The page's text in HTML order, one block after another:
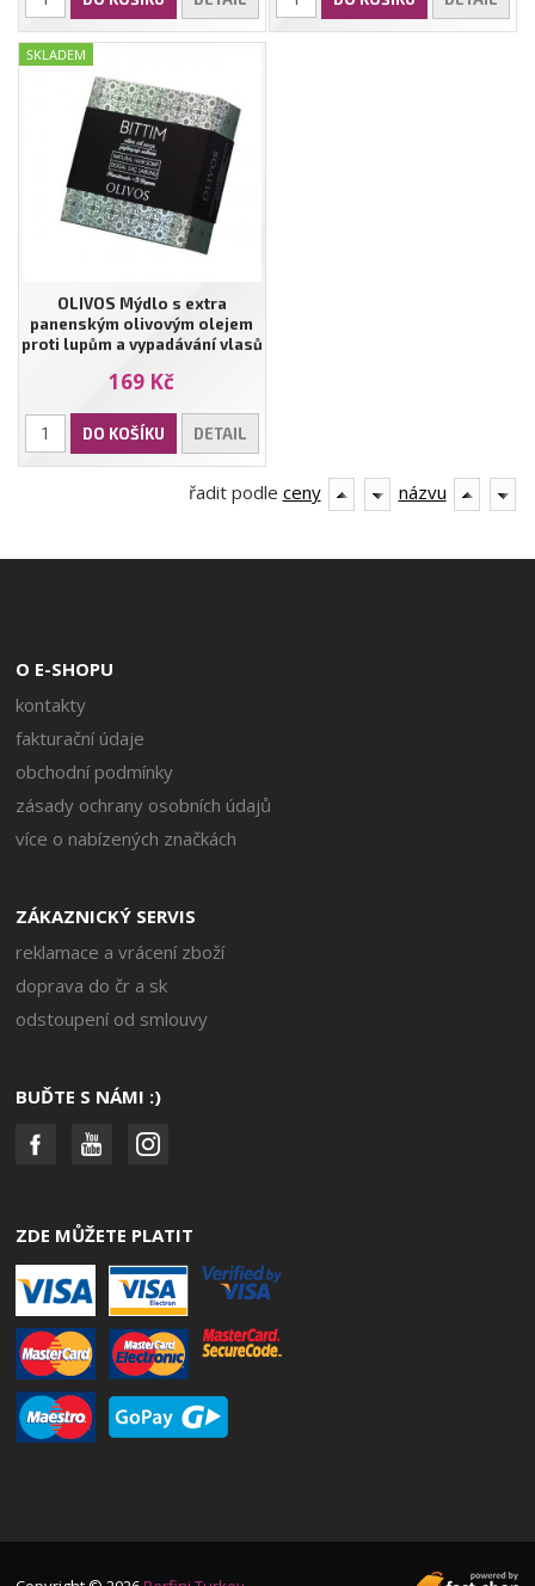
OLIVOS Mýdlo s extra
panenským olivovým olejem
proti lupům a vypadávání vlasů
169 Kč
DO KOŠÍKU DETAIL
SKLADEM
řadit podle ceny názvu
O E-SHOPU
kontakty
fakturační údaje
obchodní podmínky
zásady ochrany osobních údajů
více o nabízených značkách
ZÁKAZNICKÝ SERVIS
reklamace a vrácení zboží
doprava do čr a sk
odstoupení od smlouvy
BUĎTE S NÁMI :)
ZDE MŮŽETE PLATIT